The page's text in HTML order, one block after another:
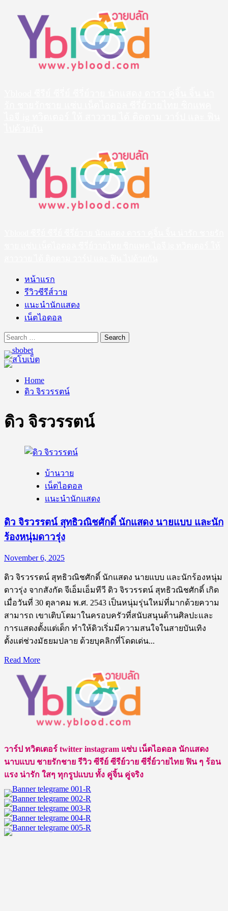
content
Menu
หน้าแรก
รีวิวซีรีส์วาย
แนะนำนักแสดง
เน็ตไอดอล
Search
for:
Home
ดิว จิรวรรตน์
ดิว จิรวรรตน์
บ้านวาย
เน็ตไอดอล
แนะนำนักแสดง
ดิว จิรวรรตน์ สุทธิวณิชศักดิ์ นักแสดง นายแบบ และนัก
ร้องหนุ่มดาวรุ่ง
November 6, 2025
ดิว จิรวรรตน์ สุทธิวณิชศักดิ์ นักแสดง นายแบบ และนักร้องหนุ่ม
ดาวรุ่ง จากสังกัด จีเอ็มเอ็มทีวี ดิว จิรวรรตน์ สุทธิวณิชศักดิ์ เกิด
เมื่อวันที่ 30 ตุลาคม พ.ศ. 2543 เป็นหนุ่มรุ่นใหม่ที่มากด้วยความ
สามารถ เขาเติบโตมาในครอบครัวที่สนับสนุนด้านศิลปะและ
การแสดงตั้งแต่เด็ก ทำให้ดิวเริ่มมีความสนใจในสายบันเทิง
ตั้งแต่ช่วงมัธยมปลาย ด้วยบุคลิกที่โดดเด่น...
Read MoreRead
about
ดิว
จิร
วร
รตน์
วณิช
ศักดิ์
นัก
แสดง
นาย
แบบ
และ
วาร์ป ทวิตเตอร์ twitter instagram แซ่บ เน็ตไอดอล นักแสดง
นาบแบบ ชายรักชาย รีวิว ซีรีย์ ซีรีย์วาย ซีรี่ย์วายไทย ฟิน ๆ ร้อน
แรง น่ารัก ใสๆ ทุกรูปแบบ ทั้ง คู่จิ้น คู่จริง